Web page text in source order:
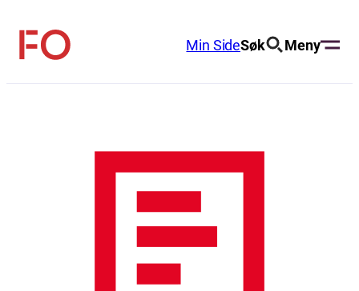
innhold
FO
Min SideSøk Meny